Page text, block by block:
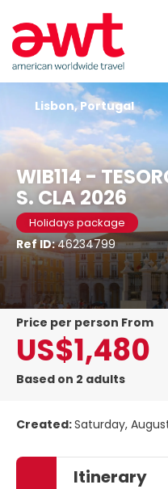
WIB114 -
S. CLA 2026
Holidays package
Ref ID:46234799
Lisbon, Portugal
price per person From
US$1,480
Based on 2 adults
Created:Saturday,
Itinerary